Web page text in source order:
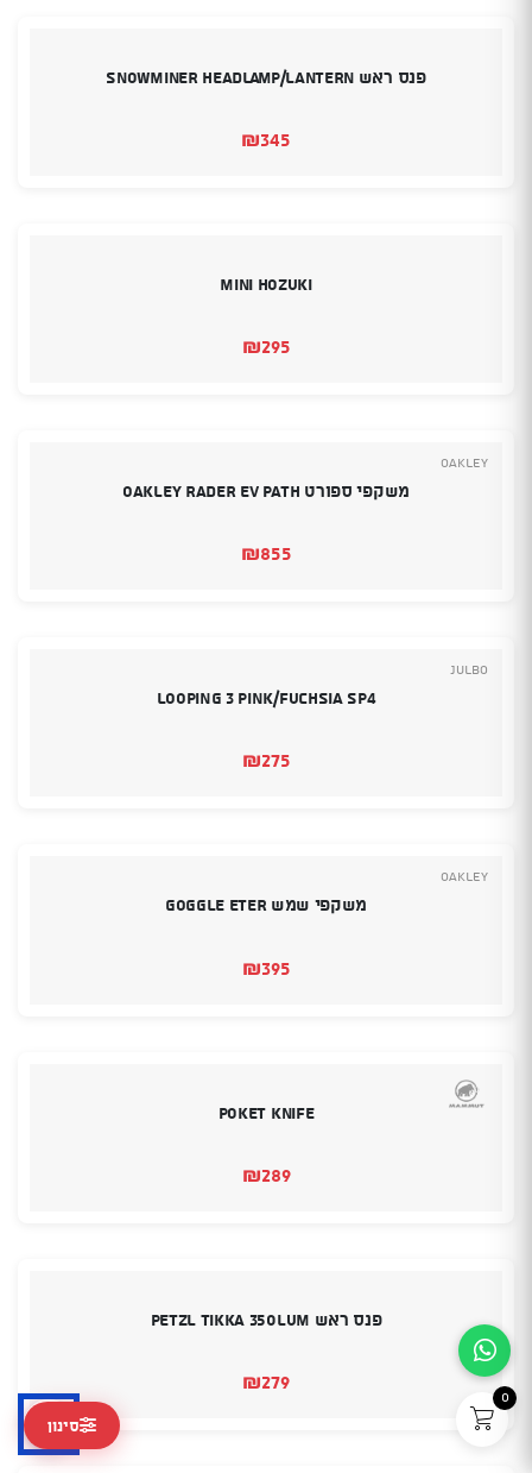
סינון
פנס ראש SnowMiner Headlamp/Lantern
₪345
Mini Hozuki
₪295
Oakley
משקפי ספורט OAKLEY RADER EV PATH
₪855
Julbo
LOOPING 3 PINK/FUCHSIA SP4
₪275
Oakley
משקפי שמש GOGGLE ETER
₪395
Poket Knife
₪289
פנס ראש PETZL TIKKA 350LUM
₪279
0